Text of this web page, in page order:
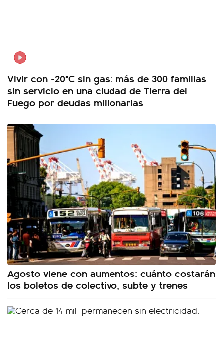
Vivir con -20°C sin gas: más de 300 familias
sin servicio en una ciudad de Tierra del
Fuego por deudas millonarias
Agosto viene con aumentos: cuánto costarán
los boletos de colectivo, subte y trenes